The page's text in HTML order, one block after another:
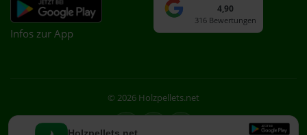
Holzpellets.net
Infos zur App
4,90
316 Bewertungen
© 2026 Holzpellets.net
Facebook